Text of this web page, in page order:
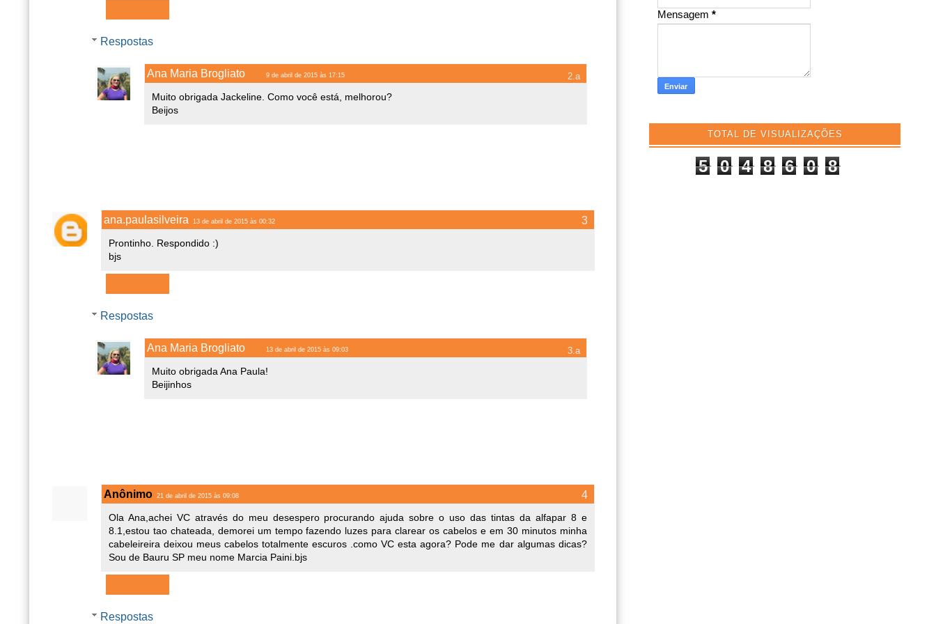
Respostas
Ana Maria Brogliato 9 de abril de 2015 às 17:15
Muito obrigada Jackeline. Como você está, melhorou?
Beijos
ana.paulasilveira 13 de abril de 2015 às 00:32
Prontinho. Respondido :)
bjs
Respostas
Ana Maria Brogliato 13 de abril de 2015 às 09:03
Muito obrigada Ana Paula!
Beijinhos
Anônimo 21 de abril de 2015 às 09:08
Ola Ana,achei VC através do meu desespero procurando ajuda sobre o uso das tintas da alfapar 8 e
8.1,estou tao chateada, demorei um tempo fazendo luzes para clarear os cabelos e em 30 minutos minha
cabeleireira deixou meus cabelos totalmente escuros .como VC esta agora? Pode me dar algumas dicas?
Sou de Bauru SP meu nome Marcia Paini.bjs
Respostas
Mensagem *
TOTAL DE VISUALIZAÇÕES
5 0 4 8 6 0 8